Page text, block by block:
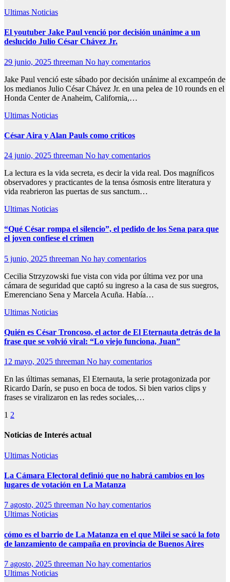
Ultimas Noticias
El youtuber Jake Paul venció por decisión unánime a un
deslucido Julio César Chávez Jr.
29 junio, 2025 threeman No hay comentarios
Jake Paul venció este sábado por decisión unánime al excampeón de
los medianos Julio César Chávez Jr. en una pelea de 10 rounds en el
Honda Center de Anaheim, California,…
Ultimas Noticias
César Aira y Alan Pauls como críticos
24 junio, 2025 threeman No hay comentarios
La lectura es la vida secreta, es decir la vida real. Dos magníficos
observadores y practicantes de la tensa ósmosis entre literatura y
vida reabrieron las puertas de sus sanctum…
Ultimas Noticias
“Qué César rompa el silencio”, el pedido de los Sena para que
el joven confiese el crimen
5 junio, 2025 threeman No hay comentarios
Cecilia Strzyzowski fue vista con vida por última vez por una
cámara de seguridad que captó su ingreso a la casa de sus suegros,
Emerenciano Sena y Marcela Acuña. Había…
Ultimas Noticias
Quién es César Troncoso, el actor de El Eternauta detrás de la
frase que se volvió viral: “Lo viejo funciona, Juan”
12 mayo, 2025 threeman No hay comentarios
En las últimas semanas, El Eternauta, la serie protagonizada por
Ricardo Darín, se puso en boca de todos. Si bien varios clips y
frases se viralizaron en las redes sociales,…
Paginación
de
1 2
Noticias de Interés actual
Ultimas Noticias
La Cámara Electoral definió que no habrá cambios en los
lugares de votación en La Matanza
7 agosto, 2025 threeman No hay comentarios
Ultimas Noticias
cómo es el barrio de La Matanza en el que Milei se sacó la foto
de lanzamiento de campaña en provincia de Buenos Aires
7 agosto, 2025 threeman No hay comentarios
Ultimas Noticias